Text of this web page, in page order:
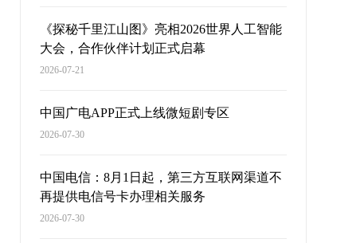
《探秘千里江山图》亮相2026世界人工智能
大会，合作伙伴计划正式启幕
2026-07-21
中国广电APP正式上线微短剧专区
2026-07-30
中国电信：8月1日起，第三方互联网渠道不
再提供电信号卡办理相关服务
2026-07-30